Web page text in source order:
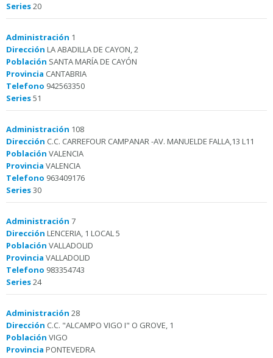
Series20
Administración 1
Dirección LA ABADILLA DE CAYON, 2
Población SANTA MARÍA DE CAYÓN
Provincia CANTABRIA
Telefono 942563350
Series51
Administración 108
Dirección C.C. CARREFOUR CAMPANAR -AV. MANUELDE FALLA,13 L11
Población VALENCIA
Provincia VALENCIA
Telefono 963409176
Series30
Administración 7
Dirección LENCERIA, 1 LOCAL 5
Población VALLADOLID
Provincia VALLADOLID
Telefono 983354743
Series24
Administración 28
Dirección C.C. "ALCAMPO VIGO I" O GROVE, 1
Población VIGO
Provincia PONTEVEDRA